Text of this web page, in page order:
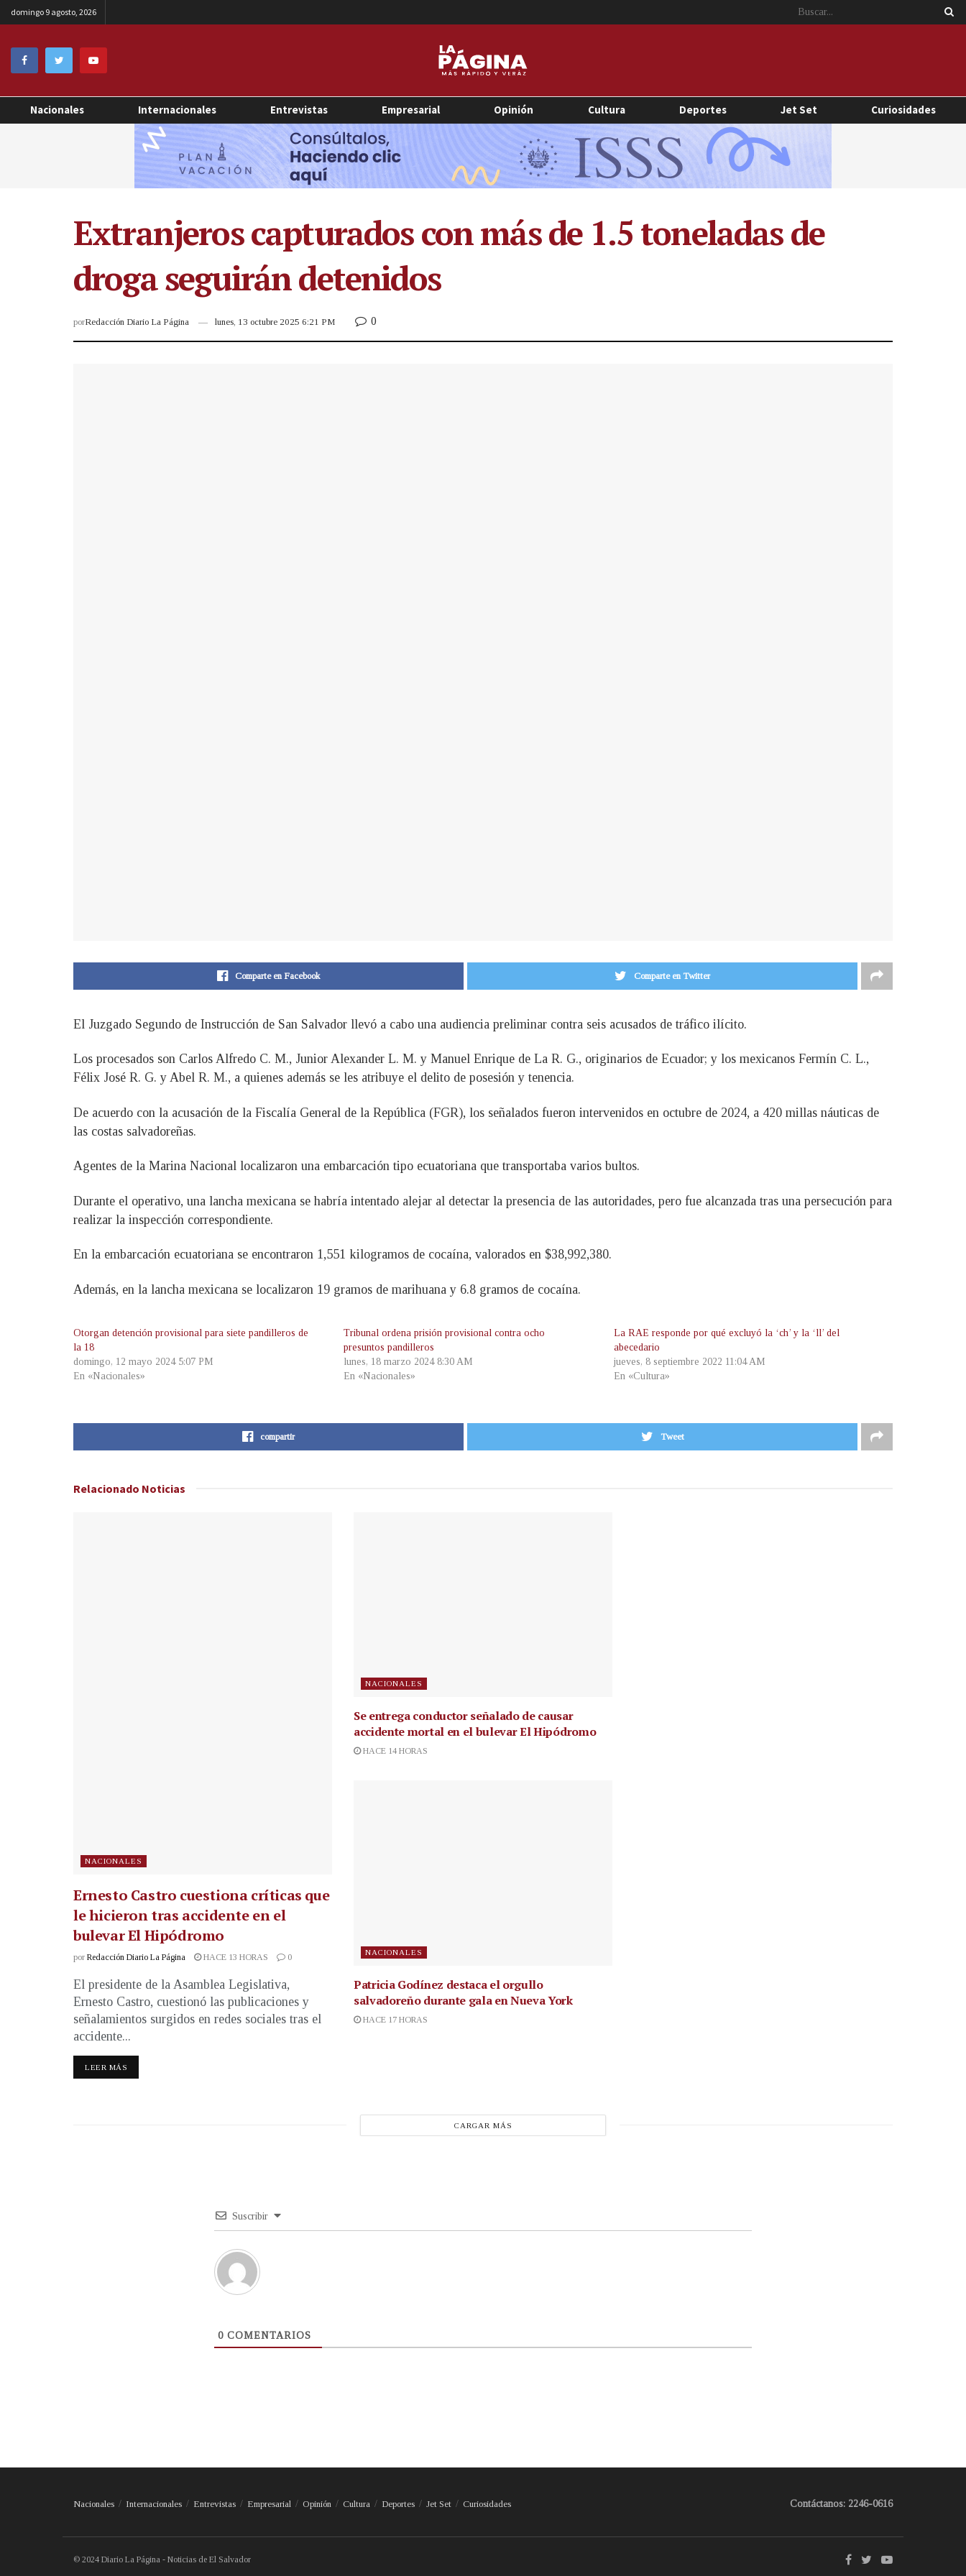
domingo 9 agosto, 2026
Nacionales Internacionales Entrevistas Empresarial Opinión Cultura Deportes Jet Set Curiosidades
Extranjeros capturados con más de 1.5 toneladas de
droga seguirán detenidos
porRedacción Diario La Página lunes, 13 octubre 2025 6:21 PM 0
Comparte en Facebook Comparte en Twitter
El Juzgado Segundo de Instrucción de San Salvador llevó a cabo una audiencia preliminar contra seis acusados de tráfico ilícito.
Los procesados son Carlos Alfredo C. M., Junior Alexander L. M. y Manuel Enrique de La R. G., originarios de Ecuador; y los mexicanos Fermín C. L.,
Félix José R. G. y Abel R. M., a quienes además se les atribuye el delito de posesión y tenencia.
De acuerdo con la acusación de la Fiscalía General de la República (FGR), los señalados fueron intervenidos en octubre de 2024, a 420 millas náuticas de
las costas salvadoreñas.
Agentes de la Marina Nacional localizaron una embarcación tipo ecuatoriana que transportaba varios bultos.
Durante el operativo, una lancha mexicana se habría intentado alejar al detectar la presencia de las autoridades, pero fue alcanzada tras una persecución para
realizar la inspección correspondiente.
En la embarcación ecuatoriana se encontraron 1,551 kilogramos de cocaína, valorados en $38,992,380.
Además, en la lancha mexicana se localizaron 19 gramos de marihuana y 6.8 gramos de cocaína.
Otorgan detención provisional para siete pandilleros de
la 18
domingo, 12 mayo 2024 5:07 PM
En «Nacionales»
Tribunal ordena prisión provisional contra ocho
presuntos pandilleros
lunes, 18 marzo 2024 8:30 AM
En «Nacionales»
La RAE responde por qué excluyó la ‘ch’ y la ‘ll’ del
abecedario
jueves, 8 septiembre 2022 11:04 AM
En «Cultura»
compartir Tweet
Relacionado Noticias
NACIONALES
Ernesto Castro cuestiona críticas que
le hicieron tras accidente en el
bulevar El Hipódromo
por Redacción Diario La Página HACE 13 HORAS 0
El presidente de la Asamblea Legislativa,
Ernesto Castro, cuestionó las publicaciones y
señalamientos surgidos en redes sociales tras el
accidente...
LEER MÁS
NACIONALES
Se entrega conductor señalado de causar
accidente mortal en el bulevar El Hipódromo
HACE 14 HORAS
NACIONALES
Patricia Godínez destaca el orgullo
salvadoreño durante gala en Nueva York
HACE 17 HORAS
CARGAR MÁS
Suscribir
0 COMENTARIOS
Nacionales Internacionales Entrevistas Empresarial Opinión Cultura Deportes Jet Set Curiosidades Contáctanos: 2246-0616
© 2024 Diario La Página - Noticias de El Salvador